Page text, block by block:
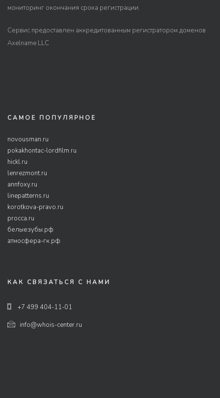
мониторинг окончания срока регистрации.
Сервис предоставлен аккредитованным регистратором доменов
Axelname LLC
САМОЕ ПОПУЛЯРНОЕ
novousman.ru
pokakhontac-lordfilm.ru
hickl.ru
lenrezmont.ru
annfoxy.ru
linepatterns.ru
korotkova-pravo.ru
procca.ru
белыезубы.рф
атмосфера-гк.рф
КАК СВЯЗАТЬСЯ С НАМИ
+7 499 404-11-01
info@whois-center.ru